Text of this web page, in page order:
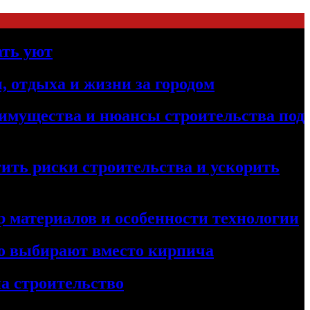
уют
отдыха и жизни за городом
и нюансы строительства под
риски строительства и ускорить
и особенности технологии
выбирают вместо кирпича
строительство